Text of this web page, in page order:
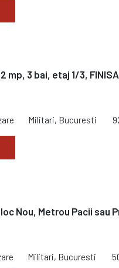
3 bai, etaj 1/3,
Militari, Bucuresti
Nou, Metrou Pacii sau
Militari, Bucuresti